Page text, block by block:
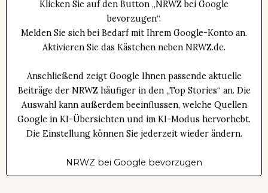
Klicken Sie auf den Button „NRWZ bei Google
bevorzugen“.
Melden Sie sich bei Bedarf mit Ihrem Google-Konto an.
Aktivieren Sie das Kästchen neben NRWZ.de.
Anschließend zeigt Google Ihnen passende aktuelle
Beiträge der NRWZ häufiger in den „Top Stories“ an. Die
Auswahl kann außerdem beeinflussen, welche Quellen
Google in KI-Übersichten und im KI-Modus hervorhebt.
Die Einstellung können Sie jederzeit wieder ändern.
NRWZ bei Google bevorzugen